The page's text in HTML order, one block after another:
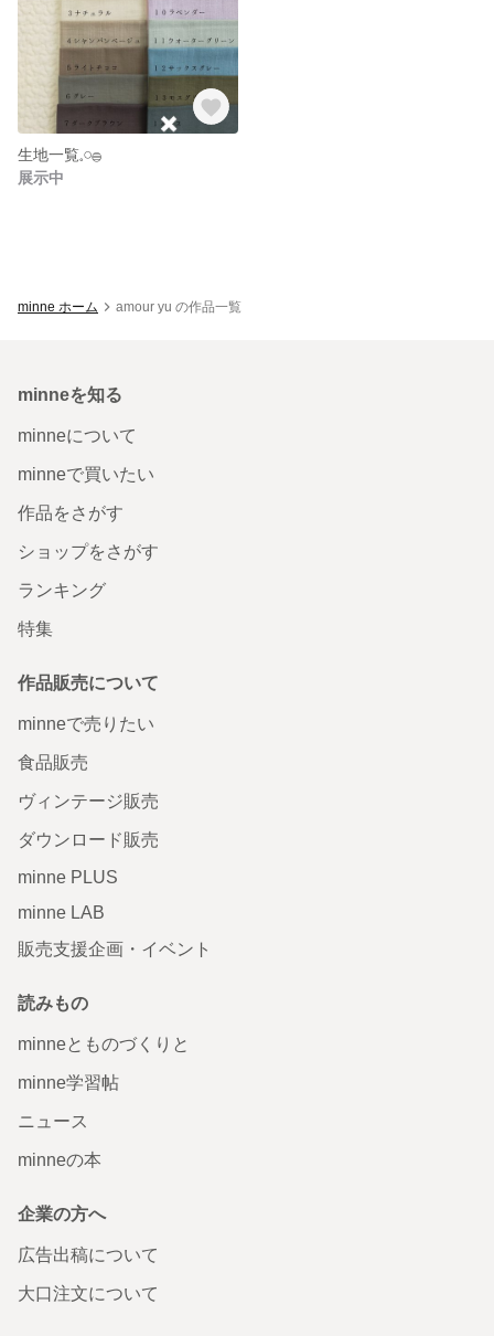
生地一覧𓈒𓏸𓐍
展示中
minne ホーム amour yu の作品一覧
minneを知る
minneについて
minneで買いたい
作品をさがす
ショップをさがす
ランキング
特集
作品販売について
minneで売りたい
食品販売
ヴィンテージ販売
ダウンロード販売
minne PLUS
minne LAB
販売支援企画・イベント
読みもの
minneとものづくりと
minne学習帖
ニュース
minneの本
企業の方へ
広告出稿について
大口注文について